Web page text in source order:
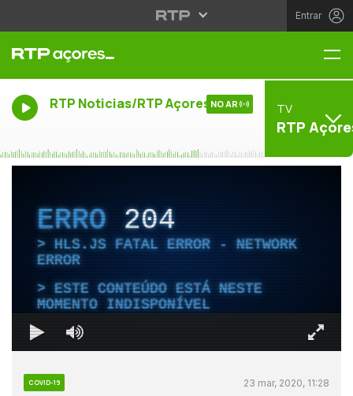
Entrar
RTP Noticias/RTP Açores NO AR TV
RTP
ERRO204
HLS.JS FATAL ERROR - NETWORK
ERROR
ESTE CONTEÚDO ESTÁ NESTE
MOMENTO INDISPONÍVEL
COVID-19 23 mar, 2020, 11:28